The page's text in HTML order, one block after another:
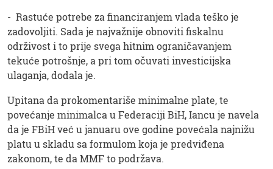
- Rastuće potrebe za financiranjem vlada teško je
zadovoljiti. Sada je najvažnije obnoviti fiskalnu
održivost i to prije svega hitnim ograničavanjem
tekuće potrošnje, a pri tom očuvati investicijska
ulaganja, dodala je.
Upitana da prokomentariše minimalne plate, te
povećanje minimalca u Federaciji BiH, Iancu je navela
da je FBiH već u januaru ove godine povećala najnižu
platu u skladu sa formulom koja je predviđena
zakonom, te da MMF to podržava.